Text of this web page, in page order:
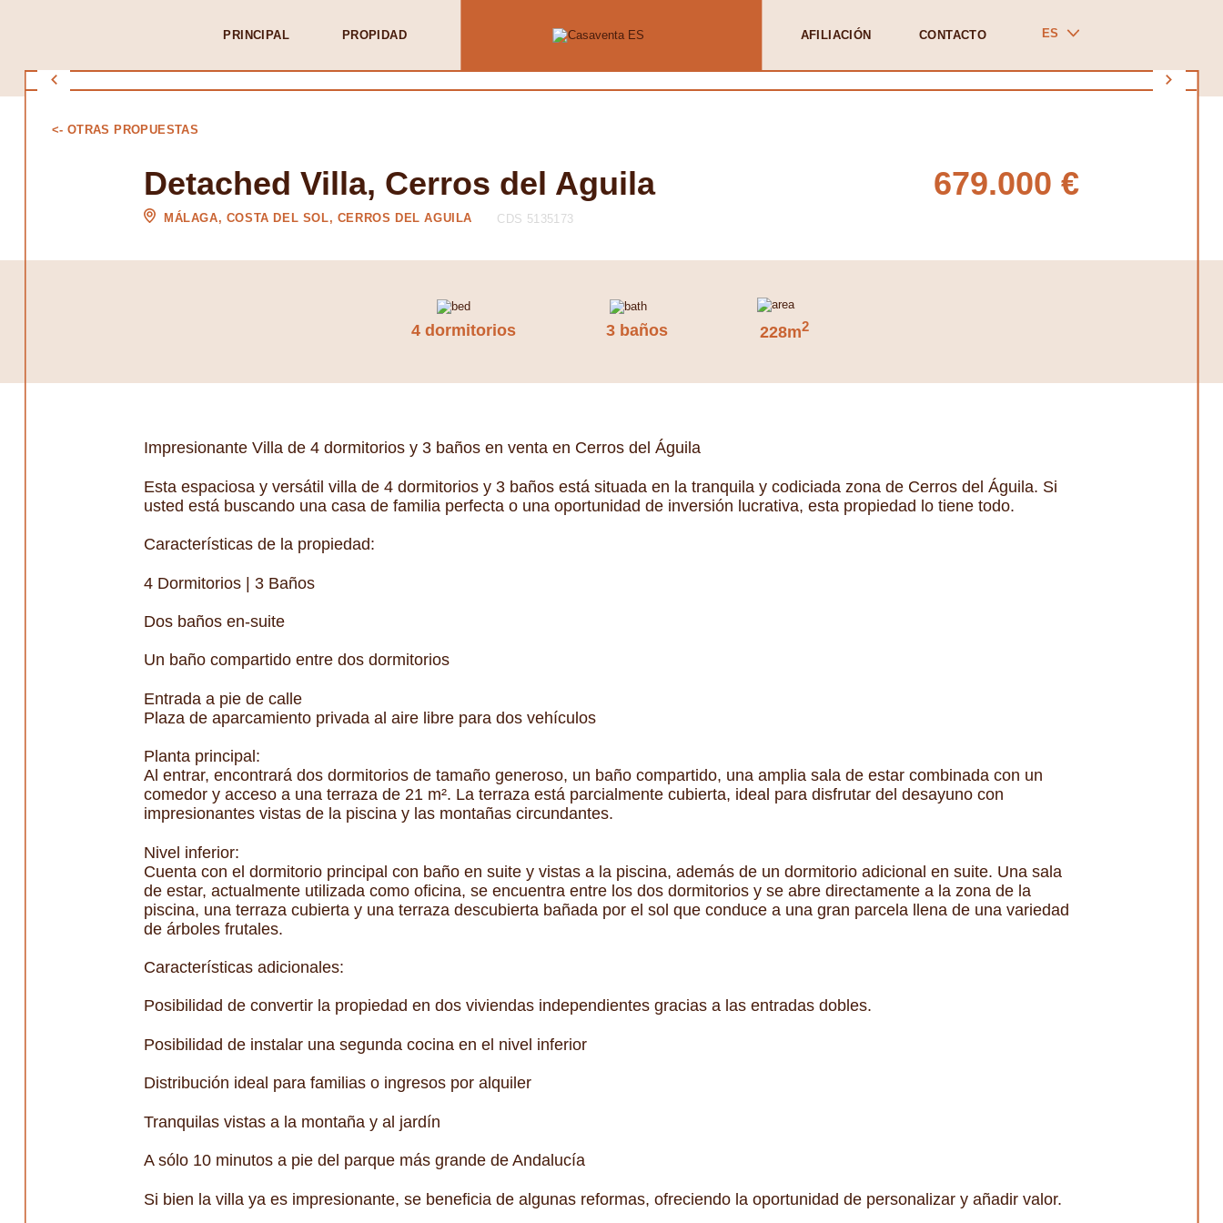
PRINCIPAL PROPIDAD AFILIACIÓN CONTACTO ES
<- OTRAS PROPUESTAS
Detached Villa, Cerros del Aguila
MÁLAGA, COSTA DEL SOL, CERROS DEL AGUILA CDS 5135173
679.000 €
4 dormitorios 3 baños 228m2
Impresionante Villa de 4 dormitorios y 3 baños en venta en Cerros del Águila
Esta espaciosa y versátil villa de 4 dormitorios y 3 baños está situada en la tranquila y codiciada zona de Cerros del Águila. Si
usted está buscando una casa de familia perfecta o una oportunidad de inversión lucrativa, esta propiedad lo tiene todo.
Características de la propiedad:
4 Dormitorios | 3 Baños
Dos baños en-suite
Un baño compartido entre dos dormitorios
Entrada a pie de calle
Plaza de aparcamiento privada al aire libre para dos vehículos
Planta principal:
Al entrar, encontrará dos dormitorios de tamaño generoso, un baño compartido, una amplia sala de estar combinada con un
comedor y acceso a una terraza de 21 m². La terraza está parcialmente cubierta, ideal para disfrutar del desayuno con
impresionantes vistas de la piscina y las montañas circundantes.
Nivel inferior:
Cuenta con el dormitorio principal con baño en suite y vistas a la piscina, además de un dormitorio adicional en suite. Una sala
de estar, actualmente utilizada como oficina, se encuentra entre los dos dormitorios y se abre directamente a la zona de la
piscina, una terraza cubierta y una terraza descubierta bañada por el sol que conduce a una gran parcela llena de una variedad
de árboles frutales.
Características adicionales:
Posibilidad de convertir la propiedad en dos viviendas independientes gracias a las entradas dobles.
Posibilidad de instalar una segunda cocina en el nivel inferior
Distribución ideal para familias o ingresos por alquiler
Tranquilas vistas a la montaña y al jardín
A sólo 10 minutos a pie del parque más grande de Andalucía
Si bien la villa ya es impresionante, se beneficia de algunas reformas, ofreciendo la oportunidad de personalizar y añadir valor.